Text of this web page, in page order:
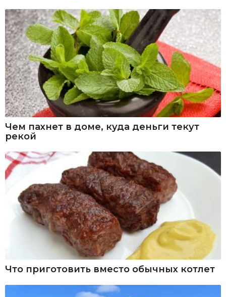
Чем пахнет в доме, куда деньги текут
рекой
Что приготовить вместо обычных котлет